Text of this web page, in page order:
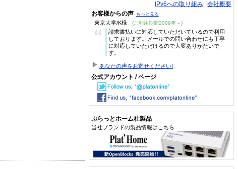
IPv6への取り組み 会社概要
お客様からの声 もっと見る
東京大学/K様 (ご利用期間2009年～)
“
請求書払いに対応していただいているので利用
しております。メールでの問い合わせにも丁寧
に対応していただけるので大変ありがたいで
す。
あなたの声をお寄せください!
公式アカウント / ページ
ぷらっとホーム社製品
当社ブランドの製品情報はこちら